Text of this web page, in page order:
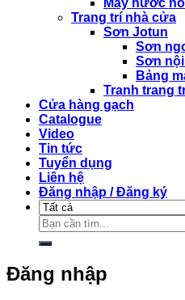
Máy nước
Trang trí nhà cửa
Sơn Jotun
Sơn
Sơn
Bảng
Tranh trang
Cửa hàng gạch
Catalogue
Video
Tin tức
Tuyển dụng
Liên hệ
Đăng nhập / Đăng ký
Tìm
kiếm:
Đăng nhập